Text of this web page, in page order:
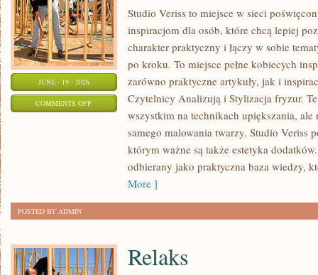
JUNE - 19 - 2026
COMMENTS OFFON
STYLIZACJE
Studio Veriss to miejsce w sieci
inspiracjom dla osób, które chcą lepiej
charakter praktyczny i łączy w sobie
po kroku. To miejsce pełne kobiecych
zarówno praktyczne artykuły, jak i
Czytelnicy Analizują i Stylizacja fryzur.
wszystkim na technikach upiększania, ale
samego malowania twarzy. Studio Veriss
którym ważne są także estetyka
odbierany jako praktyczna baza wiedzy,
More ]
POSTED BY ADMIN
Relaks